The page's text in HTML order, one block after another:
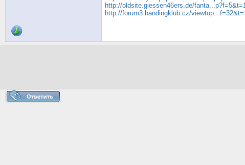
http://oldsite.giessen46ers.de/
http://forum3.bandingklub.cz/